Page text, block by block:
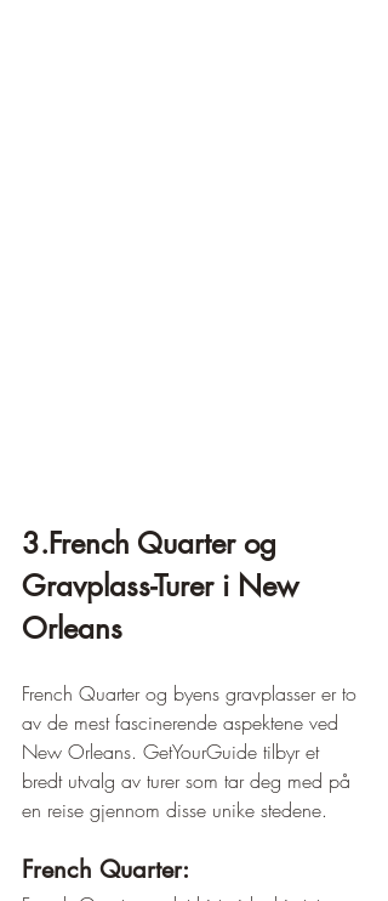
3.French Quarter og
Gravplass-Turer i New
Orleans
French Quarter og byens gravplasser er to
av de mest fascinerende aspektene ved
New Orleans. GetYourGuide tilbyr et
bredt utvalg av turer som tar deg med på
en reise gjennom disse unike stedene.
French Quarter: